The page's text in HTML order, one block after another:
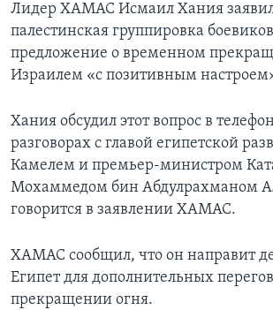
Лидер ХАМАС Исмаил Хания
палестинская группировка
предложение о временном
Израилем «с позитивным
Хания обсудил этот вопрос в
разговорах с главой египетской
Камелем и премьер-министром
Мохаммедом бин Абдулрахманом
говорится в заявлении ХАМАС.
ХАМАС сообщил, что он направит
Египет для дополнительных
прекращении огня.